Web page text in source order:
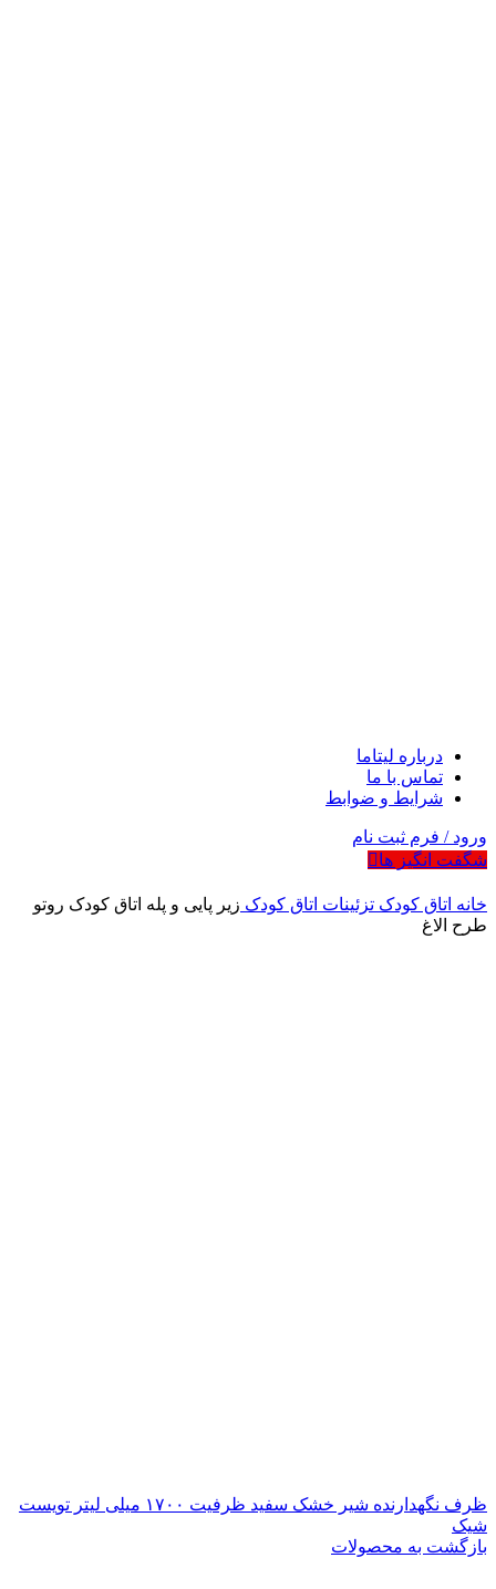
درباره لیتاما
تماس با ما
شرایط و ضوابط
ورود / فرم ثبت نام
شگفت انگیز ها
خانه اتاق کودک تزئینات اتاق کودک زیر پایی و پله اتاق کودک روتو
طرح الاغ
ظرف نگهدارنده شیر خشک سفید ظرفیت ۱۷۰۰ میلی لیتر تویست
شیک
بازگشت به محصولات